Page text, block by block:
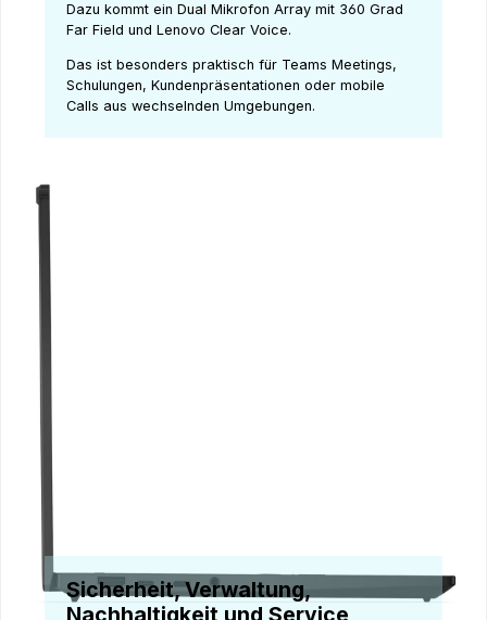
Dazu kommt ein Dual Mikrofon Array mit 360 Grad
Far Field und Lenovo Clear Voice.
Das ist besonders praktisch für Teams Meetings,
Schulungen, Kundenpräsentationen oder mobile
Calls aus wechselnden Umgebungen.
Sicherheit, Verwaltung,
Nachhaltigkeit und Service